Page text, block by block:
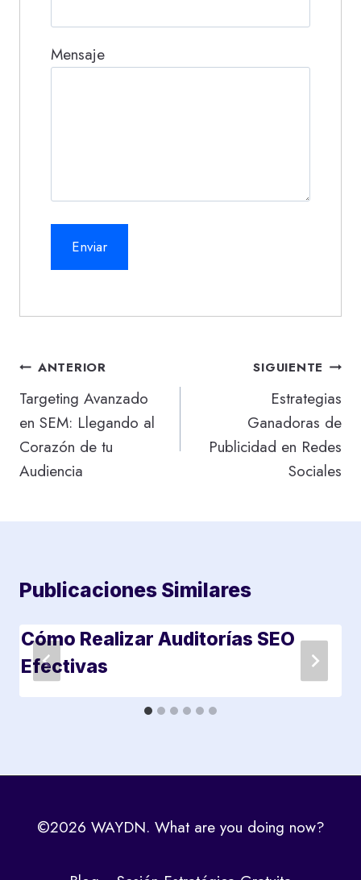
Mensaje
Navegación
de
entradas
ANTERIOR
Targeting Avanzado
en SEM: Llegando al
Corazón de tu
Audiencia
SIGUIENTE
Estrategias
Ganadoras de
Publicidad en Redes
Sociales
Publicaciones Similares
Cómo Realizar Auditorías SEO
Efectivas
©2026 WAYDN. What are you doing now?